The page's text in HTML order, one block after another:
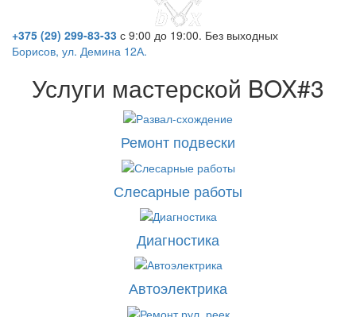
+375 (29) 299-83-33 с 9:00 до 19:00. Без выходных
Борисов, ул. Демина 12А.
Услуги мастерской BOX#3
Ремонт подвески
Слесарные работы
Диагностика
Автоэлектрика